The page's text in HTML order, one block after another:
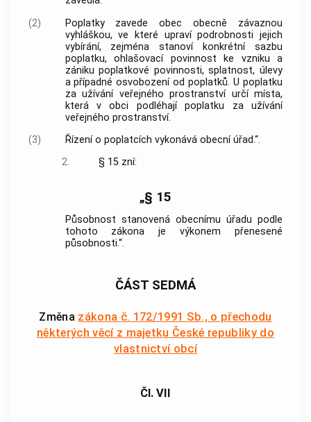
(2)
Poplatky zavede obec obecně závaznou
vyhláškou, ve které upraví podrobnosti jejich
vybírání, zejména stanoví konkrétní sazbu
poplatku, ohlašovací povinnost ke vzniku a
zániku poplatkové povinnosti, splatnost, úlevy
a případné osvobození od poplatků. U poplatku
za užívání veřejného prostranství určí místa,
která v obci podléhají poplatku za užívání
veřejného prostranství.
(3)
Řízení o poplatcích vykonává obecní úřad.“.
2.
§ 15 zní:
„§ 15
Působnost stanovená obecnímu úřadu podle
tohoto zákona je výkonem přenesené
působnosti.“.
ČÁST SEDMÁ
Změna zákona č. 172/1991 Sb., o přechodu
některých věcí z majetku České republiky do
vlastnictví obcí
Čl. VII